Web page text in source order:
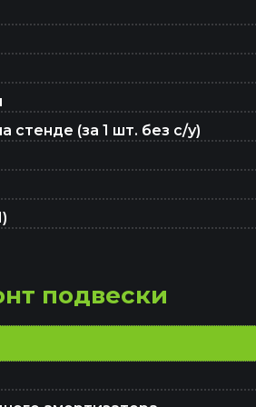
генераторов
ходовой
турбин
стенде (за 1 шт. без с/у)
подвески